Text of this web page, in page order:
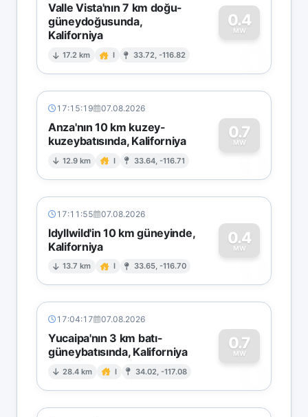
Valle Vista'nın 7 km doğu-
güneydoğusunda,
Kaliforniya
17.2 km I 33.72, -116.82
0.4
MW
0
17:15:19 07.08.2026
Anza'nın 10 km kuzey-
kuzeybatısında, Kaliforniya
12.9 km I 33.64, -116.71
0.7
MW
0
17:11:55 07.08.2026
Idyllwild'in 10 km güneyinde,
Kaliforniya
13.7 km I 33.65, -116.70
0.4
MW
0
17:04:17 07.08.2026
Yucaipa'nın 3 km batı-
güneybatısında, Kaliforniya
28.4 km I 34.02, -117.08
0.7
MW
0